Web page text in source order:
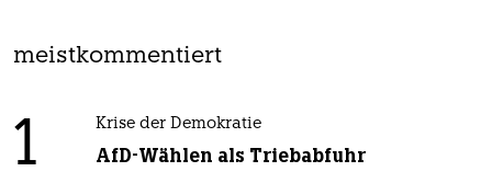
meistkommentiert
1 Krise der Demokratie
AfD-Wählen als Triebabfuhr